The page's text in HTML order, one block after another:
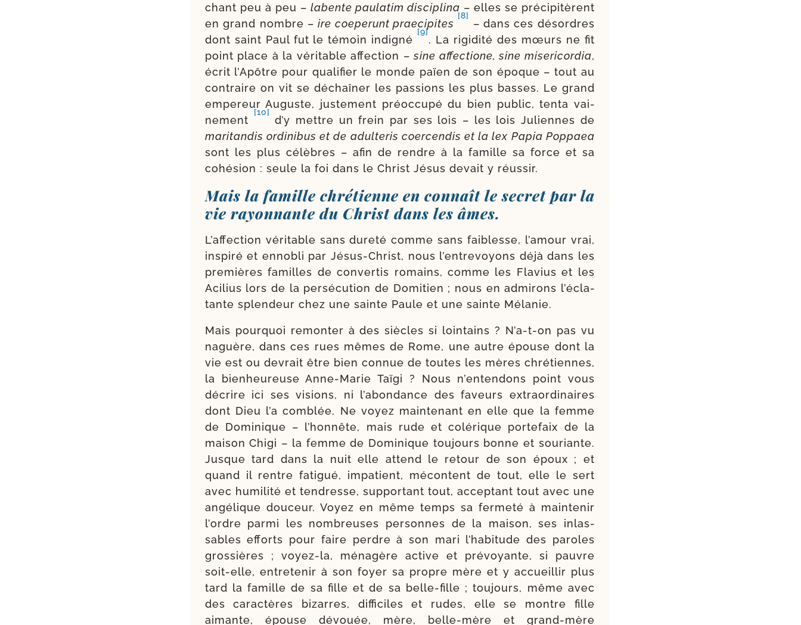
chant peu à peu – labente pau­la­tim dis­ci­pli­na – elles se pré­ci­pi­tèrent
en grand nombre –ire coe­pe­runt prae­ci­pites
[8]
– dans ces désordres
dont saint Paul fut le témoin indi­gné
[9]
. La rigi­di­té des mœurs ne fit
point place à la véri­table affec­tion –sine affec­tione, sine mise­ri­cor­dia,
écrit l’Apôtre pour qua­li­fier le monde païen de son époque – tout au
contraire on vit se déchaî­ner les pas­sions les plus basses. Le grand
empe­reur Auguste, jus­te­ment pré­oc­cu­pé du bien public, ten­ta vai­
ne­ment
[10]
d’y mettre un frein par ses lois – les lois Juliennes de
mari­tan­dis ordi­ni­bus et de adul­te­ris coer­cen­dis et la lex Papia Poppaea
sont les plus célèbres – afin de rendre à la famille sa force et sa
cohé­sion : seule la foi dans le Christ Jésus devait y réussir.
Mais la famille chrétienne en connaît le secret par la
vie rayonnante du Christ dans les âmes.
L’affection véri­table sans dure­té comme sans fai­blesse, l’a­mour vrai,
ins­pi­ré et enno­bli par Jésus-​Christ, nous l’en­tre­voyons déjà dans les
pre­mières familles de conver­tis romains, comme les Flavius et les
Acilius lors de la per­sé­cu­tion de Domitien ; nous en admi­rons l’é­cla­
tante splen­deur chez une sainte Paule et une sainte Mélanie.
Mais pour­quoi remon­ter à des siècles si loin­tains ? N’a-​t-​on pas vu
naguère, dans ces rues mêmes de Rome, une autre épouse dont la
vie est ou devrait être bien connue de toutes les mères chré­tiennes,
la bien­heu­reuse Anne-​Marie Taïgi ? Nous n’en­ten­dons point vous
décrire ici ses visions, ni l’a­bon­dance des faveurs extra­or­di­naires
dont Dieu l’a com­blée. Ne voyez main­te­nant en elle que la femme
de Dominique – l’hon­nête, mais rude et colé­rique por­te­faix de la
mai­son Chigi – la femme de Dominique tou­jours bonne et sou­riante.
Jusque tard dans la nuit elle attend le retour de son époux ; et
quand il rentre fati­gué, impa­tient, mécon­tent de tout, elle le sert
avec humi­li­té et ten­dresse, sup­por­tant tout, accep­tant tout avec une
angé­lique dou­ceur. Voyez en même temps sa fer­me­té à main­te­nir
l’ordre par­mi les nom­breuses per­sonnes de la mai­son, ses inlas­
sables efforts pour faire perdre à son mari l’ha­bi­tude des paroles
gros­sières ; voyez-​la, ména­gère active et pré­voyante, si pauvre
soit-​elle, entre­te­nir à son foyer sa propre mère et y accueillir plus
tard la famille de sa fille et de sa belle-​fille ; tou­jours, même avec
des carac­tères bizarres, dif­fi­ciles et rudes, elle se montre fille
aimante, épouse dévouée, mère, belle-​mère et grand-​mère